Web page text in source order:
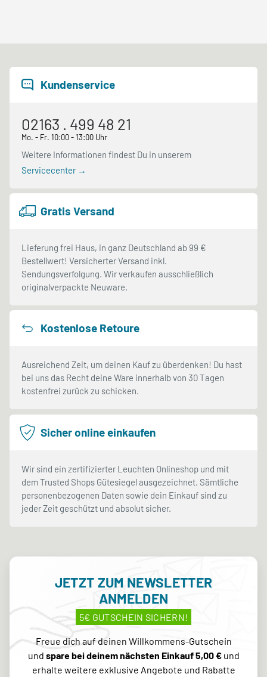
Kundenservice
02163 . 499 48 21
Mo. - Fr. 10:00 - 13:00 Uhr
Weitere Informationen findest Du in unserem
Servicecenter →
Gratis Versand
Lieferung frei Haus, in ganz Deutschland ab 99 €
Bestellwert! Versicherter Versand inkl.
Sendungsverfolgung. Wir verkaufen ausschließlich
originalverpackte Neuware.
Kostenlose Retoure
Ausreichend Zeit, um deinen Kauf zu überdenken! Du hast
bei uns das Recht deine Ware innerhalb von 30 Tagen
kostenfrei zurück zu schicken.
Sicher online einkaufen
Wir sind ein zertifizierter Leuchten Onlineshop und mit
dem Trusted Shops Gütesiegel ausgezeichnet. Sämtliche
personenbezogenen Daten sowie dein Einkauf sind zu
jeder Zeit geschützt und absolut sicher.
JETZT ZUM NEWSLETTER
ANMELDEN
5€ GUTSCHEIN SICHERN!
Freue dich auf deinen Willkommens-Gutschein
und spare bei deinem nächsten Einkauf 5,00 €und
erhalte weitere exklusive Angebote und Rabatte